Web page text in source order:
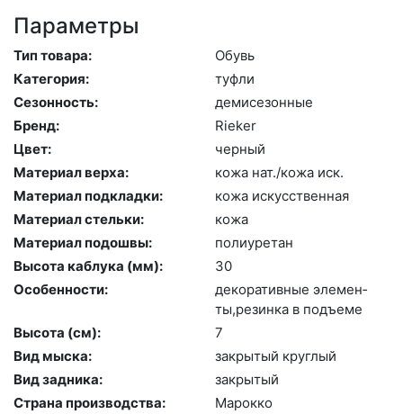
Параметры
Тип товара:
Обувь
Категория:
туф­ли
Сезонность:
де­мисе­зон­ные
Бренд:
Ri­eker
Цвет:
чер­ный
Материал верха:
ко­жа нат./ко­жа иск.
Материал подкладки:
ко­жа ис­кусс­твен­ная
Материал стельки:
ко­жа
Материал подошвы:
по­ли­уре­тан
Высота каблука (мм):
30
Особенности:
де­кора­тив­ные эле­мен­
ты,ре­зин­ка в подъ­еме
Высота (cм):
7
Вид мыска:
зак­ры­тый круг­лый
Вид задника:
зак­ры­тый
Страна производства:
Ма­рок­ко